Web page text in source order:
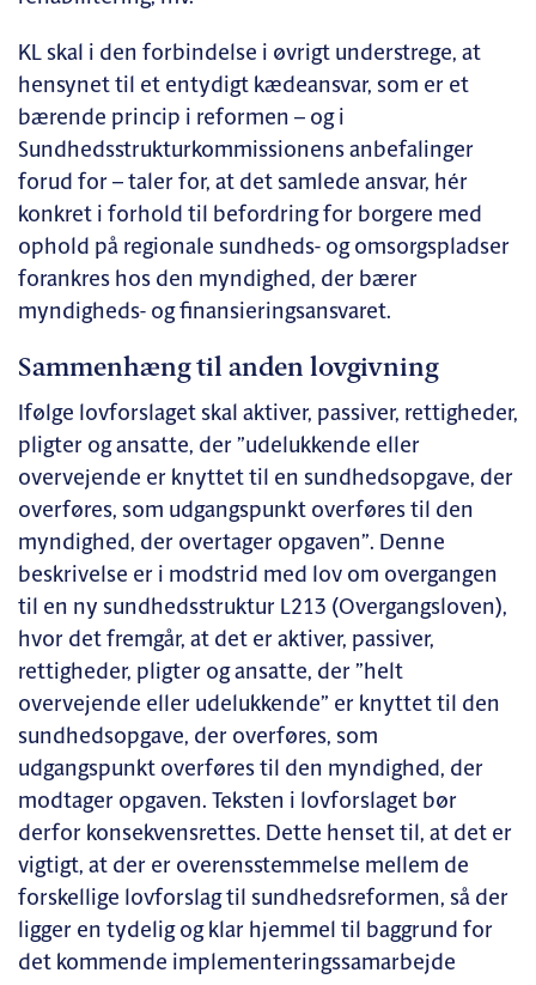
KL skal i den forbindelse i øvrigt understrege, at
hensynet til et entydigt kædeansvar, som er et
bærende princip i reformen – og i
Sundhedsstrukturkommissionens anbefalinger
forud for – taler for, at det samlede ansvar, hér
konkret i forhold til befordring for borgere med
ophold på regionale sundheds- og omsorgspladser
forankres hos den myndighed, der bærer
myndigheds- og finansieringsansvaret.
Sammenhæng til anden lovgivning
Ifølge lovforslaget skal aktiver, passiver, rettigheder,
pligter og ansatte, der ”udelukkende eller
overvejende er knyttet til en sundhedsopgave, der
overføres, som udgangspunkt overføres til den
myndighed, der overtager opgaven”. Denne
beskrivelse er i modstrid med lov om overgangen
til en ny sundhedsstruktur L213 (Overgangsloven),
hvor det fremgår, at det er aktiver, passiver,
rettigheder, pligter og ansatte, der ”helt
overvejende eller udelukkende” er knyttet til den
sundhedsopgave, der overføres, som
udgangspunkt overføres til den myndighed, der
modtager opgaven. Teksten i lovforslaget bør
derfor konsekvensrettes. Dette henset til, at det er
vigtigt, at der er overensstemmelse mellem de
forskellige lovforslag til sundhedsreformen, så der
ligger en tydelig og klar hjemmel til baggrund for
det kommende implementeringssamarbejde